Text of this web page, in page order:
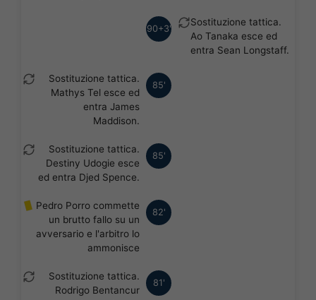
90+3'
Sostituzione tattica.
Ao Tanaka esce ed
entra Sean Longstaff.
85'
Sostituzione tattica.
Mathys Tel esce ed
entra James
Maddison.
85'
Sostituzione tattica.
Destiny Udogie esce
ed entra Djed Spence.
82'
Pedro Porro commette
un brutto fallo su un
avversario e l'arbitro lo
ammonisce
81'
Sostituzione tattica.
Rodrigo Bentancur